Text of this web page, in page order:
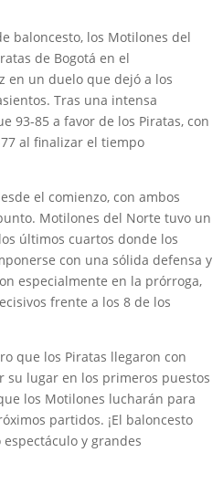
baloncesto, los Motilones del
de Bogotá en el
en un duelo que dejó a los
Tras una intensa
93-85 a favor de los Piratas, con
al finalizar el tiempo
el comienzo, con ambos
Motilones del Norte tuvo un
últimos cuartos donde los
con una sólida defensa y
especialmente en la prórroga,
frente a los 8 de los
que los Piratas llegaron con
su lugar en los primeros puestos
los Motilones lucharán para
partidos. ¡El baloncesto
y grandes